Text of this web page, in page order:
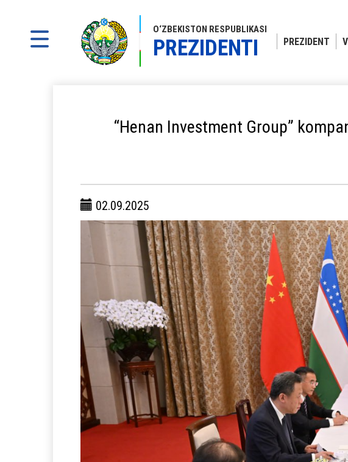
O‘ZBEKISTON RESPUBLIKASI
PREZIDENTI PREZIDENT
“Henan Investment Group”
02.09.2025